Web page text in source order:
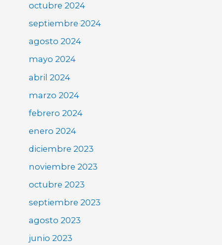
octubre 2024
septiembre 2024
agosto 2024
mayo 2024
abril 2024
marzo 2024
febrero 2024
enero 2024
diciembre 2023
noviembre 2023
octubre 2023
septiembre 2023
agosto 2023
junio 2023